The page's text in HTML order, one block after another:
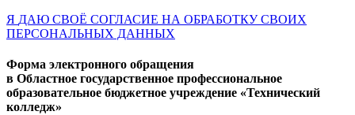
Я ДАЮ СВОЁ СОГЛАСИЕ НА ОБРАБОТКУ СВОИХ
ПЕРСОНАЛЬНЫХ ДАННЫХ
Форма электронного обращения
в Областное государственное профессиональное
образовательное бюджетное учреждение «Технический
колледж»